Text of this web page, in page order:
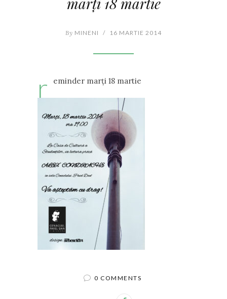
By MINENI / 16 MARTIE 2014
r eminder marți 18 martie
0 COMMENTS